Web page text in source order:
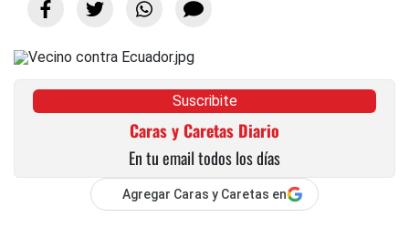
Suscribite
Caras y Caretas Diario
En tu email todos los días
Agregar Caras y Caretas en